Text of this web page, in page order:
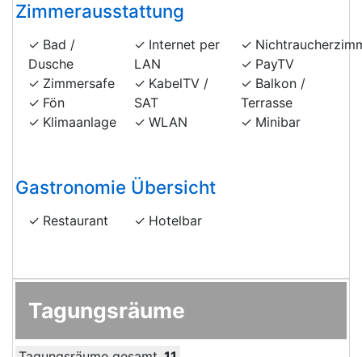
Zimmerausstattung
Bad /
Dusche
Zimmersafe
Fön
Klimaanlage
Internet per
LAN
KabelTV /
SAT
WLAN
PayTV
Balkon /
Terrasse
Minibar
Gastronomie Übersicht
Restaurant Hotelbar
Tagungsräume